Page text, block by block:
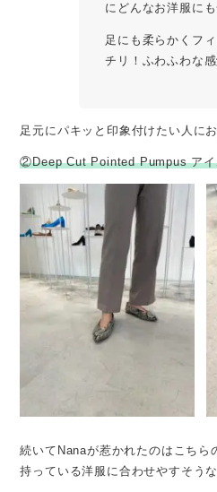
にどんなお洋服に
足にも柔らかくフ
チリ！ふわふわな
足元にパキッと印象付けたい人に
②Deep Cut Pointed Pumpus アイ
続いてNanaが惹かれたのはこちら
持っている洋服に合わせやすそう